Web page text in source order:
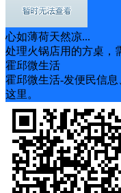
心如薄荷天然凉...
处理火锅店用的方桌，
霍邱微生活
霍邱微生活-发便民信
这里。